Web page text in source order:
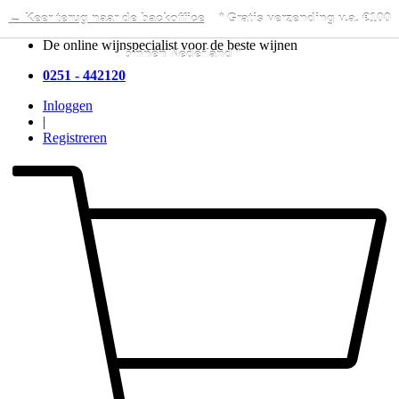
De online wijnspecialist voor de beste wijnen
0251 - 442120
Inloggen
|
Registreren
← Keer terug naar de backoffice* Gratis verzending v.a. €100
binnen Nederland *